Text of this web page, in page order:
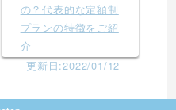
の？代表的な定額制
プランの特徴をご紹
介
更新日:2022/01/12